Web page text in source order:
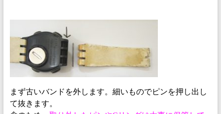
まず古いバンドを外します。細いものでピンを押し出し
て抜きます。